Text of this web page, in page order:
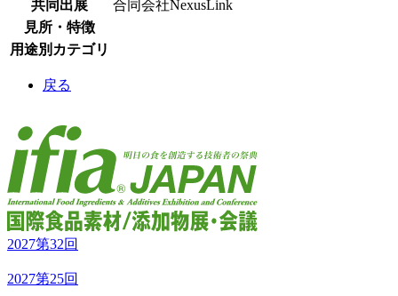
共同出展
合同会社NexusLink
見所・特徴
用途別カテゴリ
戻る
2027第32回
2027第25回